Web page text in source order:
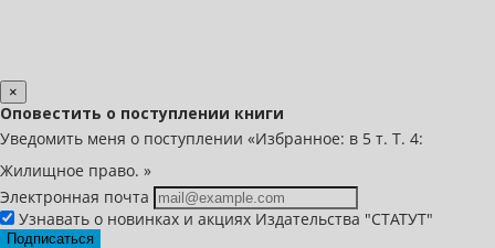
×
Оповестить о поступлении книги
Уведомить меня о поступлении «Избранное: в 5 т. Т. 4:
Жилищное право. »
Электронная почта
Узнавать о новинках и акциях Издательства "СТАТУТ"
Подписаться